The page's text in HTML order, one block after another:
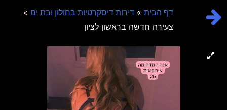
דף הבית» דירות דיסקרטיות בחולון ובת ים »
צעירה חדשה בראשון לציון